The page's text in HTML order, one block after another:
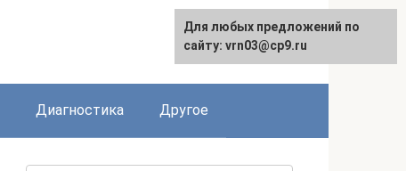
English
Диагностика Другое
Для любых предложений по
сайту: vrn03@cp9.ru